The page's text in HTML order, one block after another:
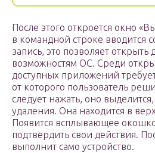
После этого откроется окно
в командной строке вводится
запись, это позволяет открыть
возможностям ОС. Среди
доступных приложений
от которого пользователь
следует нажать, оно
удаления. Она находится в
Появится всплывающее
подтвердить свои действия.
выполнит само устройство.